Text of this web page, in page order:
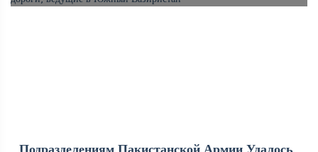
Подразделениям Пакистанской Армии Удалось